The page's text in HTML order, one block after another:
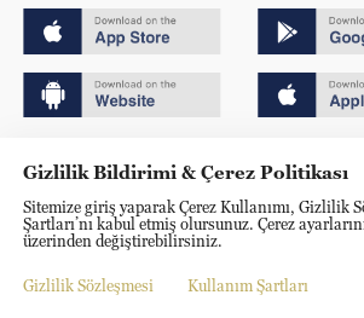
京公网安备 11010502050052号
Disinformation report hotline: 010-85061466
Gizlilik Bildirimi & Çerez Politikası
Sitemize giriş yaparak Çerez Kullanımı, Gizlilik
Şartları’nı kabul etmiş olursunuz. Çerez
üzerinden değiştirebilirsiniz.
Gizlilik Sözleşmesi Kullanım Şartları